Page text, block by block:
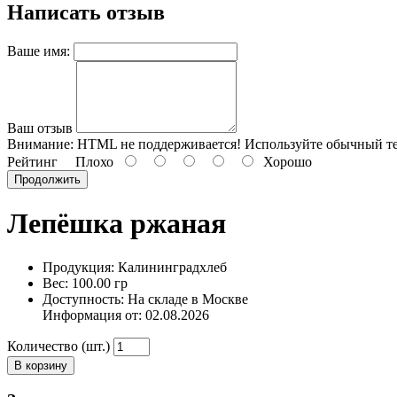
Написать отзыв
Ваше имя:
Ваш отзыв
Внимание: HTML не поддерживается! Используйте обычный
Рейтинг Плохо Хорошо
Продолжить
Лепёшка ржаная
Продукция: Калининградхлеб
Вес: 100.00 гр
Доступность: На складе в Москве
Информация от: 02.08.2026
Количество (шт.)
В корзину